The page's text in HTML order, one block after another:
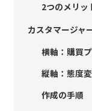
2つのメリッ
カスタマージャ
横軸：購買
縦軸：態度
作成の手順